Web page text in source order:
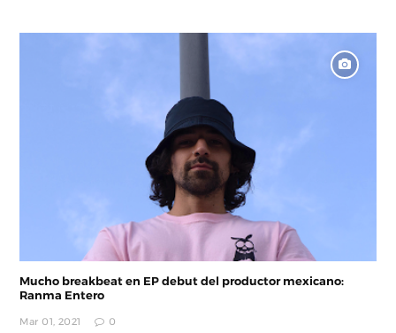
Mucho breakbeat en EP debut del productor mexicano:
Ranma Entero
Mar 01, 2021 0